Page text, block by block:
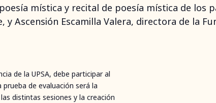
mística y recital de poesía mística de los
y Ascensión Escamilla Valera, directora de la
de la UPSA, debe participar al
de evaluación será la
distintas sesiones y la creación